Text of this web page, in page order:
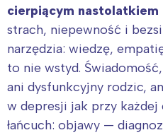
cierpiącym nastolatkiem
strach, niepewność i
narzędzia: wiedzę,
to nie wstyd.
ani dysfunkcyjny rodzic,
w depresji jak przy
łańcuch: objawy —